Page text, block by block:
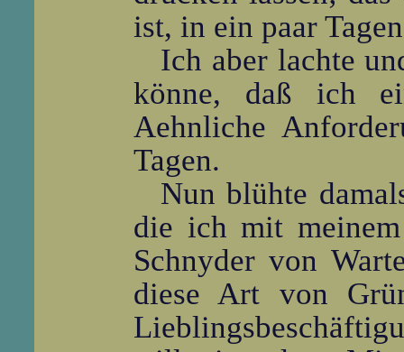
ist, in ein paar
Ich aber lachte
könne, daß ich
Aehnliche
Tagen.
Nun blühte
die ich mit
Schnyder von
diese Art von